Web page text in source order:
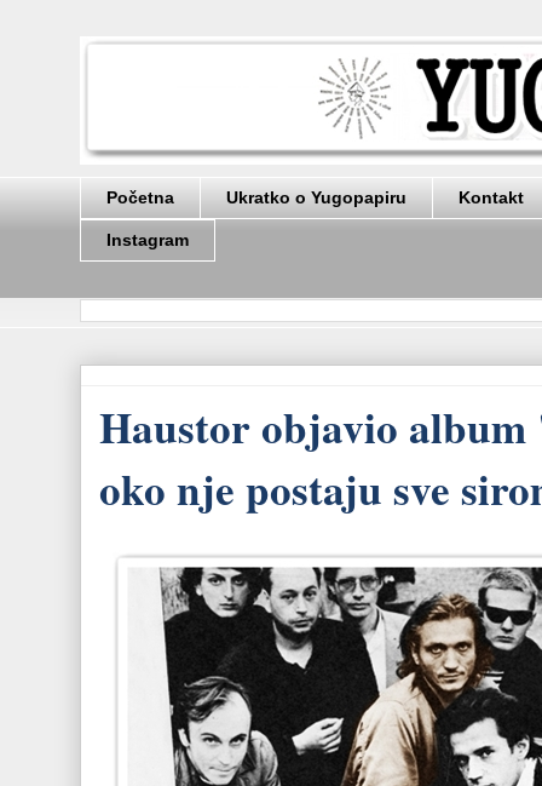
Početna Ukratko o Yugopapiru Kontakt
Instagram
Haustor objavio
oko nje postaju sve